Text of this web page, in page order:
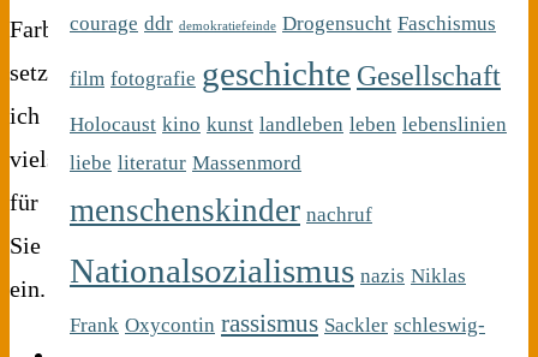
Farben
setze
ich
vielseitig
für
Sie
ein.
courage ddr demokratiefeinde Drogensucht Faschismus
film fotografie geschichte Gesellschaft
Holocaust kino kunst landleben leben lebenslinien
liebe literatur Massenmord
menschenskinder nachruf
Nationalsozialismus nazis Niklas
Frank Oxycontin rassismus Sackler schleswig-